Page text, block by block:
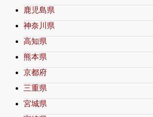
鹿児島県
神奈川県
高知県
熊本県
京都府
三重県
宮城県